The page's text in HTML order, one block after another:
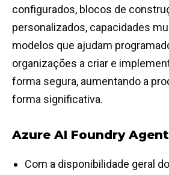
configurados, blocos de
personalizados, capacidades
modelos que ajudam
organizações a criar e
forma segura, aumentando a
forma significativa.
Azure AI Foundry
Com a disponibilidade geral